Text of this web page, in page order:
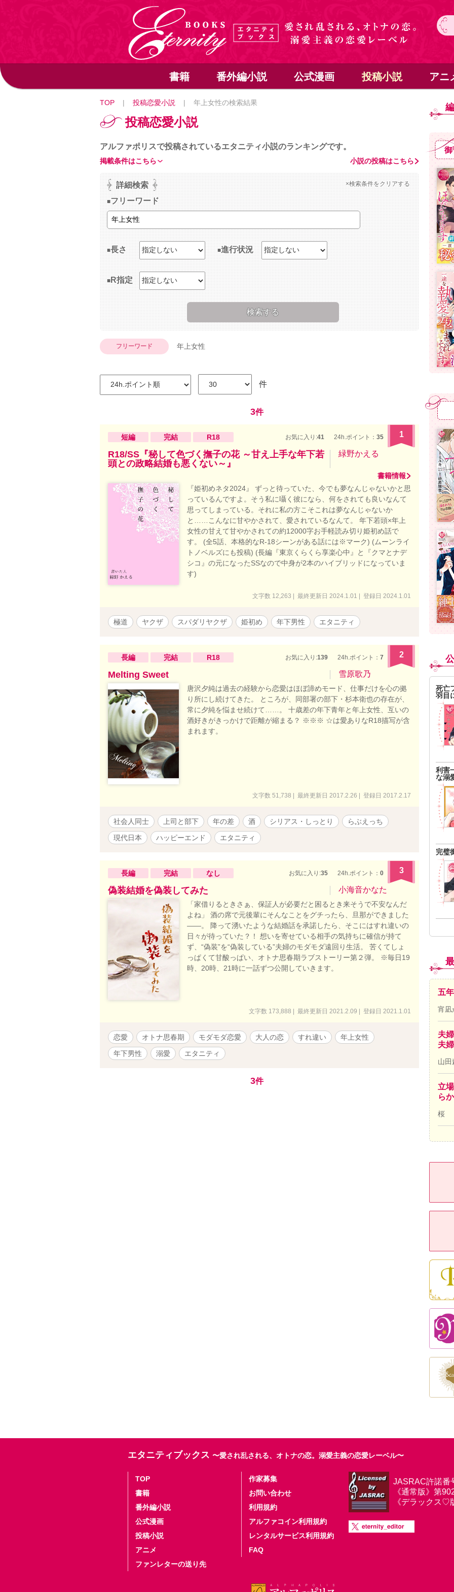
書籍 番外編小説 公式漫画 投稿小説 アニ
TOP | 投稿恋愛小説 | 年上女性の検索結果
投稿恋愛小説
アルファポリスで投稿されているエタニティ小説のランキングです。
小説の投稿はこちら
掲載条件はこちら
詳細検索 ×検索条件をクリアする
フリーワード
長さ 進行状況
R指定
フリーワード 年上女性
件
3件
短編 完結 R18 お気に入り:41 24h.ポイント： 35 1
R18/SS『秘して色づく撫子の花 ～甘え上手な年下若
頭との政略結婚も悪くない～』
緑野かえる
書籍情報
『姫初めネタ2024』 ずっと待っていた、今でも夢なんじゃないかと思
っているんですよ。そう私に囁く彼になら、何をされても良いなんて
思ってしまっている。それに私の方こそこれは夢なんじゃないか
と……こんなに甘やかされて、愛されているなんて。 年下若頭×年上
女性の甘えて甘やかされての約12000字お手軽読み切り姫初め話で
す。 (全5話、本格的なR-18シーンがある話には※マーク) (ムーンライ
トノベルズにも投稿) (長編『東京くらくら享楽心中』と『クマとナデ
シコ』の元になったSSなので中身が2本のハイブリッドになっていま
す)
文字数 12,263 | 最終更新日 2024.1.01 | 登録日 2024.1.01
極道 ヤクザ スパダリヤクザ 姫初め 年下男性 エタニティ
長編 完結 R18 お気に入り:139 24h.ポイント： 7 2
Melting Sweet 雪原歌乃
唐沢夕純は過去の経験から恋愛はほぼ諦めモード、仕事だけを心の拠
り所にし続けてきた。 ところが、同部署の部下・杉本衛也の存在が、
常に夕純を悩ませ続けて……。 十歳差の年下青年と年上女性、互いの
酒好きがきっかけで距離が縮まる？ ※※※ ☆は愛ありなR18描写が含
まれます。
文字数 51,738 | 最終更新日 2017.2.26 | 登録日 2017.2.17
社会人同士 上司と部下 年の差 酒 シリアス・しっとり
らぶえっち
現代日本
ハッピーエンド エタニティ
長編 完結 なし お気に入り:35 24h.ポイント： 0 3
偽装結婚を偽装してみた 小海音かなた
「家借りるときさぁ、保証人が必要だと困るとき来そうで不安なんだ
よね」 酒の席で元後輩にそんなことをグチったら、旦那ができました
――。 降って湧いたような結婚話を承諾したら、そこにはすれ違いの
日々が待っていた？！ 想いを寄せている相手の気持ちに確信が持て
ず、“偽装”を“偽装している”夫婦のモダモダ遠回り生活。 苦くてしょ
っぱくて甘酸っぱい、オトナ思春期ラブストーリー第２弾。 ※毎日19
時、20時、21時に一話ずつ公開していきます。
文字数 173,888 | 最終更新日 2021.2.09 | 登録日 2021.1.01
恋愛 オトナ思春期 モダモダ恋愛 大人の恋 すれ違い
年上女性
年下男性
溺愛 エタニティ
3件
死亡
羽目
利害
な溺
完璧
五
宵凪
夫
夫
山田
立
ら
桜
エタニティブックス 〜愛され乱される、オトナの恋。溺愛主義の恋愛レーベル〜
TOP
書籍
番外編小説
公式漫画
投稿小説
アニメ
ファンレターの送り先
作家募集
お問い合わせ
利用規約
アルファコイン利用規約
レンタルサービス利用規約
FAQ
JASRAC許諾番
《通常版》第
《デラックス♡